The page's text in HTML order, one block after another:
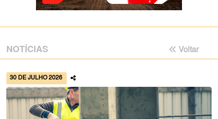
NOTÍCIAS Voltar
30 DE JULHO 2026